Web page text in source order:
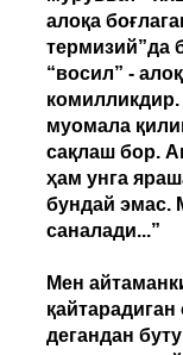
алоқа
термизий”да
“восил” -
муомала
сақлаш бор.
ҳам унга
бундай эмас.
саналади...”
Мен
дегандан